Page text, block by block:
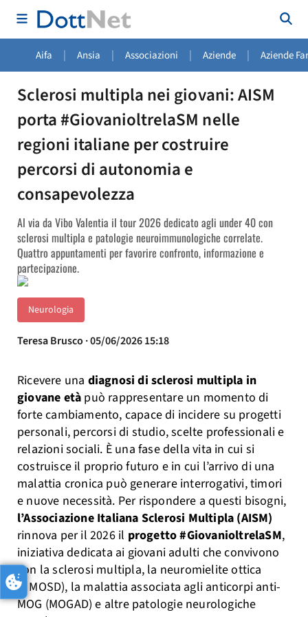
Aifa | Ansia | Associazioni | Aziende | Aziende
Sclerosi multipla nei giovani: AISM
porta #GiovanioltrelaSM nelle
regioni italiane per costruire
percorsi di autonomia e
consapevolezza
Al via da Vibo Valentia il tour 2026 dedicato agli under 40 con
sclerosi multipla e patologie neuroimmunologiche correlate.
Quattro appuntamenti per favorire confronto, informazione e
partecipazione.
Neurologia
Teresa Brusco · 05/06/2026 15:18
Ricevere una diagnosi di sclerosi multipla in
giovane età può rappresentare un momento di
forte cambiamento, capace di incidere su progetti
personali, percorsi di studio, scelte professionali e
relazioni sociali. È una fase della vita in cui si
costruisce il proprio futuro e in cui l’arrivo di una
malattia cronica può generare interrogativi, timori
e nuove necessità. Per rispondere a questi bisogni,
l’Associazione Italiana Sclerosi Multipla (AISM)
rinnova per il 2026 il progetto #GiovanioltrelaSM,
iniziativa dedicata ai giovani adulti che convivono
con la sclerosi multipla, la neuromielite ottica
(NMOSD), la malattia associata agli anticorpi anti-
MOG (MOGAD) e altre patologie neurologiche